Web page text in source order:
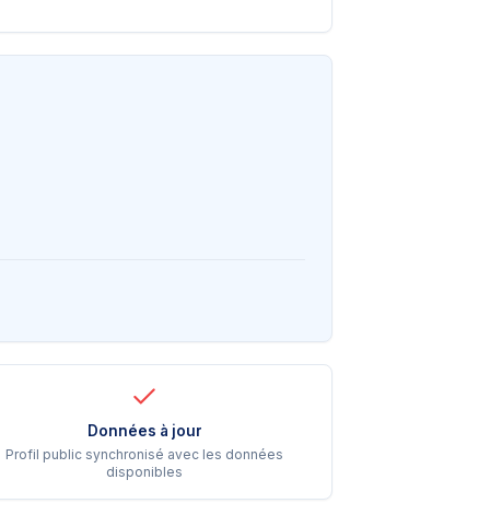
Données à jour
Profil public synchronisé avec les données
disponibles